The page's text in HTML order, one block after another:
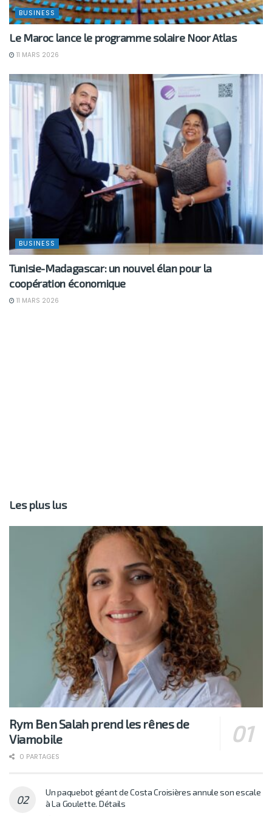
BUSINESS
Le Maroc lance le programme solaire Noor Atlas
11 MARS 2026
BUSINESS
Tunisie-Madagascar: un nouvel élan pour la
coopération économique
11 MARS 2026
Les plus lus
Rym Ben Salah prend les rênes de
Viamobile
0 PARTAGES
Un paquebot géant de Costa Croisières annule son escale
à La Goulette. Détails